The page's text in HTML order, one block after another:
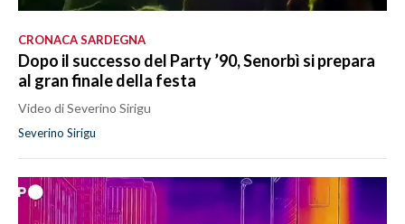
CRONACA SARDEGNA
Dopo il successo del Party ’90, Senorbì si prepara
al gran finale della festa
Video di Severino Sirigu
Severino Sirigu